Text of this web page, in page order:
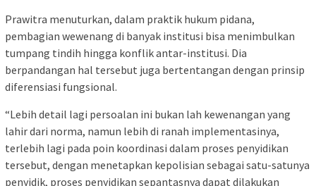
Prawitra menuturkan, dalam praktik hukum pidana,
pembagian wewenang di banyak institusi bisa menimbulkan
tumpang tindih hingga konflik antar-institusi. Dia
berpandangan hal tersebut juga bertentangan dengan prinsip
diferensiasi fungsional.
“Lebih detail lagi persoalan ini bukan lah kewenangan yang
lahir dari norma, namun lebih di ranah implementasinya,
terlebih lagi pada poin koordinasi dalam proses penyidikan
tersebut, dengan menetapkan kepolisian sebagai satu-satunya
penyidik, proses penyidikan sepantasnya dapat dilakukan